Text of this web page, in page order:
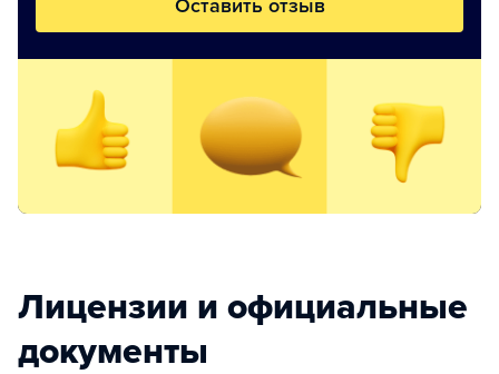
Оставить отзыв
Лицензии и официальные
документы